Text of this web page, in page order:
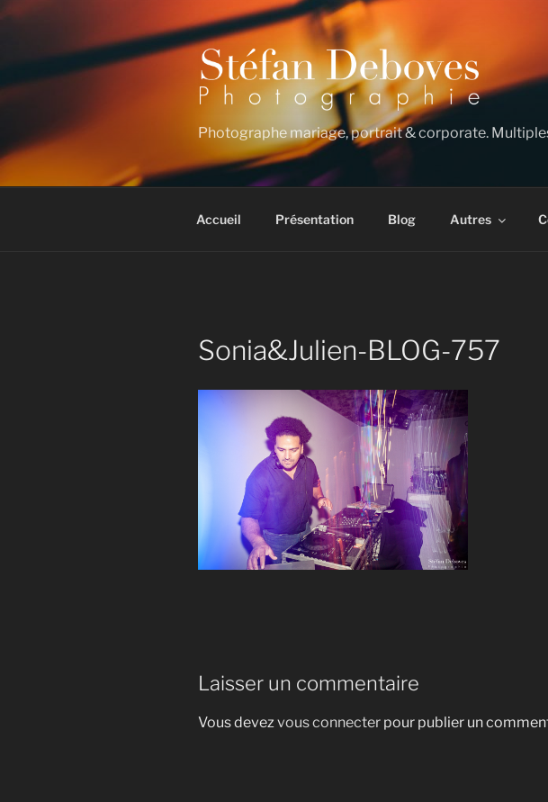
Aller
contenu
principal
Photographe mariage, portrait & corporate.
Accueil Présentation Blog Autres
Sonia&Julien-BLOG-757
Laisser un commentaire
Vous devez vous connecter pour publier un